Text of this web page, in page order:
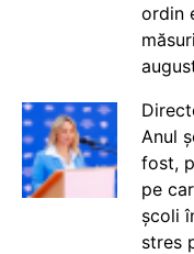
ordin
Anul
fost,
pe
școli
stres